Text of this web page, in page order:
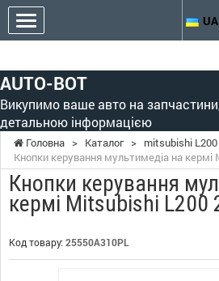
AUTO-BOT
Викупимо ваше авто на
детальною інформацією
UA
Головна > Каталог > mitsubishi
Кнопки керування мультимедіа на кермі
Кнопки керування
кермі Mitsubishi L200
Код товару: 25550A310PL